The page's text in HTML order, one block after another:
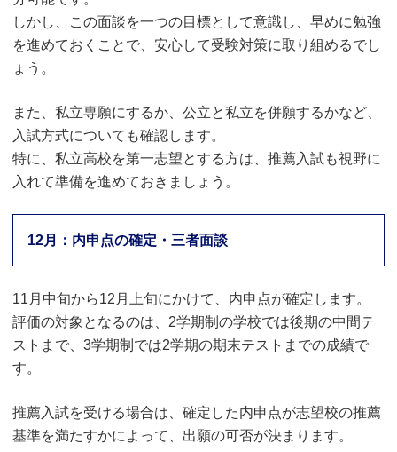
しかし、この面談を一つの目標として意識し、早めに勉強
を進めておくことで、安心して受験対策に取り組めるでし
ょう。
また、私立専願にするか、公立と私立を併願するかなど、
入試方式についても確認します。
特に、私立高校を第一志望とする方は、推薦入試も視野に
入れて準備を進めておきましょう。
12月：内申点の確定・三者面談
11月中旬から12月上旬にかけて、内申点が確定します。
評価の対象となるのは、2学期制の学校では後期の中間テ
ストまで、3学期制では2学期の期末テストまでの成績で
す。
推薦入試を受ける場合は、確定した内申点が志望校の推薦
基準を満たすかによって、出願の可否が決まります。